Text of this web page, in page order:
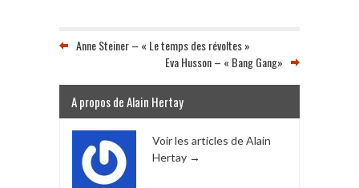
Anne Steiner – « Le temps des révoltes »
Eva Husson – « Bang Gang»
A propos de Alain Hertay
Voir les articles de Alain
Hertay →